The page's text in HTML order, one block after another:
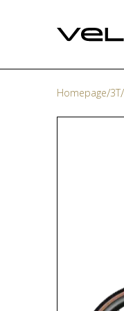
Homepage 3T